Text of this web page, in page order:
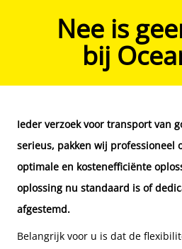
Nee is
bij
Ieder verzoek voor transport van
serieus, pakken wij professioneel
optimale en kostenefficiënte
oplossing nu standaard is of
afgestemd.
Belangrijk voor u is dat de